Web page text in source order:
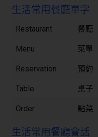
生活常用餐廳單字
Restaurant 餐廳
Menu 菜單
Reservation 預約
Table 桌子
Order 點菜
生活常用餐廳會話